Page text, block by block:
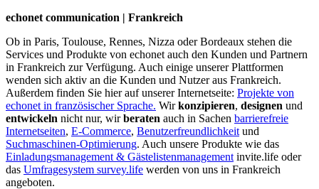
echonet communication | Frankreich
Ob in Paris, Toulouse, Rennes, Nizza oder Bordeaux stehen die
Services und Produkte von echonet auch den Kunden und Partnern
in Frankreich zur Verfügung. Auch einige unserer Plattformen
wenden sich aktiv an die Kunden und Nutzer aus Frankreich.
Außerdem finden Sie hier auf unserer Internetseite: Projekte von
echonet in französischer Sprache. Wirkonzipieren, designen und
entwickeln nicht nur, wirberaten auch in Sachen barrierefreie
Internetseiten, E-Commerce, Benutzerfreundlichkeit und
Suchmaschinen-Optimierung. Auch unsere Produkte wie das
Einladungsmanagement & Gästelistenmanagement invite.life oder
das Umfragesystem survey.life werden von uns in Frankreich
angeboten.